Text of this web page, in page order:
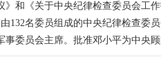
和《关于中央纪律检查委员会工
132名委员组成的中央纪律检查委
委员会主席。批准邓小平为中央